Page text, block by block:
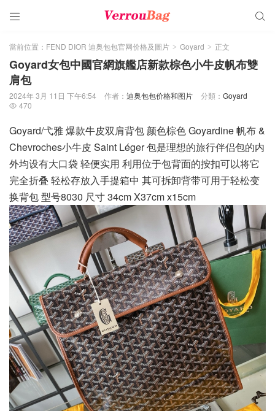
 
當前位置： FEND DIOR 迪奥包包官网价格及圖片 > Goyard > 正文
Goyard女包中國官網旗艦店新款棕色小牛皮帆布雙
肩包
2024年 3月 11日 下午6:54 作者： 迪奥包包价格和图片 分類： Goyard
 470
Goyard/弋雅 爆款牛皮双肩背包 颜色棕色 Goyardine 帆布 &
Chevroches小牛皮 Saint Léger 包是理想的旅行伴侣包的内
外均设有大口袋 轻便实用 利用位于包背面的按扣可以将它
完全折叠 轻松存放入手提箱中 其可拆卸背带可用于轻松变
换背包 型号8030 尺寸 34cm X37cm x15cm